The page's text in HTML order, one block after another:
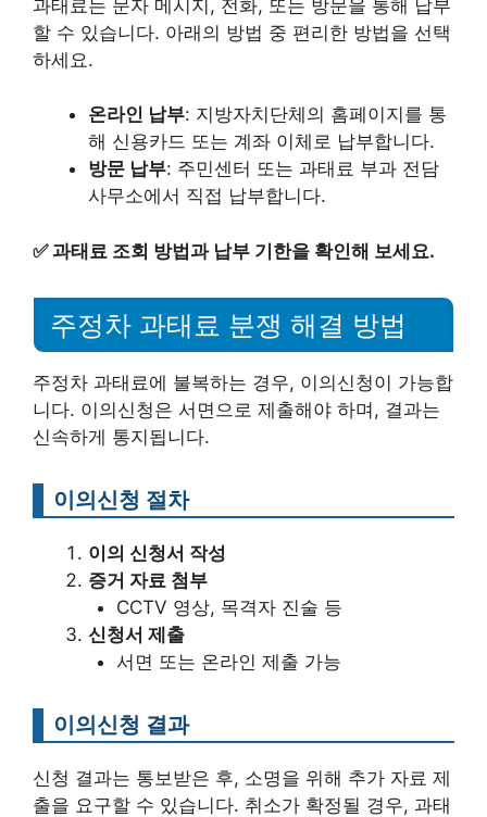
과태료는 문자 메시지, 전화, 또는 방문을 통해 납부
할 수 있습니다. 아래의 방법 중 편리한 방법을 선택
하세요.
온라인 납부: 지방자치단체의 홈페이지를 통
해 신용카드 또는 계좌 이체로 납부합니다.
방문 납부: 주민센터 또는 과태료 부과 전담
사무소에서 직접 납부합니다.
✅과태료 조회 방법과 납부 기한을 확인해 보세요.
주정차 과태료 분쟁 해결 방법
주정차 과태료에 불복하는 경우, 이의신청이 가능합
니다. 이의신청은 서면으로 제출해야 하며, 결과는
신속하게 통지됩니다.
이의신청 절차
이의 신청서 작성
증거 자료 첨부
CCTV 영상, 목격자 진술 등
신청서 제출
서면 또는 온라인 제출 가능
이의신청 결과
신청 결과는 통보받은 후, 소명을 위해 추가 자료 제
출을 요구할 수 있습니다. 취소가 확정될 경우, 과태